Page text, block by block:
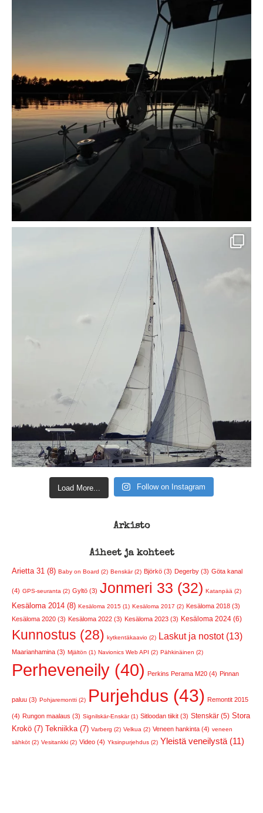
Load More... Follow on Instagram
Arkisto
Aiheet ja kohteet
Arietta 31 (8) Baby on Board (2) Benskär (2) Björkö (3) Degerby (3) Göta kanal
(4) GPS-seuranta (2) Gyltö (3) Jonmeri 33 (32) Katanpää (2)
Kesäloma 2014 (8) Kesäloma 2015 (1) Kesäloma 2017 (2) Kesäloma 2018 (3)
Kesäloma 2020 (3) Kesäloma 2022 (3) Kesäloma 2023 (3) Kesäloma 2024 (6)
Kunnostus (28) kytkentäkaavio (2) Laskut ja nostot (13)
Maarianhamina (3) Mjältön (1) Navionics Web API (2) Pähkinäinen (2)
Perheveneily (40) Perkins Perama M20 (4) Pinnan
paluu (3) Pohjaremontti (2) Purjehdus (43) Remontit 2015
(4) Rungon maalaus (3) Signilskär-Enskär (1) Sitloodan tiikit (3) Stenskär (5) Stora
Krokö (7) Tekniikka (7) Varberg (2) Velkua (2) Veneen hankinta (4) veneen
sähköt (2) Vesitankki (2) Video (4) Yksinpurjehdus (2) Yleistä veneilystä (11)